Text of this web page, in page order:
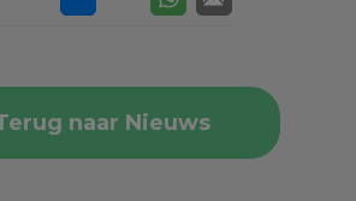
naar Nieuws